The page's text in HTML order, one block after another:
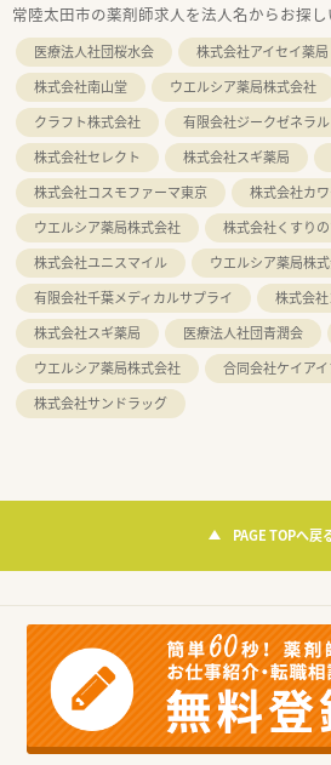
常陸太田市の薬剤師求人を法人名からお探し
医療法人社団桜水会 株式会社アイセイ薬局
株式会社南山堂
ウエルシア薬局株式会社
クラフト株式会社
有限会社ジークゼネラル
株式会社セレクト
株式会社スギ薬局
株式会社コスモファーマ東京
株式会社カ
ウエルシア薬局株式会社
株式会社くすり
株式会社ユニスマイル
ウエルシア薬局株
有限会社千葉メディカルサプライ
株式会
株式会社スギ薬局
医療法人社団青潤会
ウエルシア薬局株式会社
合同会社ケイア
株式会社サンドラッグ
PAGE TOPへ戻